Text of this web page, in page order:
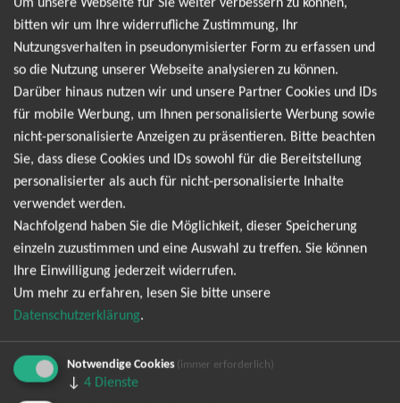
Leider gibt es aktuell von DISNEY ON ICE - 100
Jahre Disney keine Termine. Wir informieren dich
jedoch gerne direkt, sobald es neue Termine gibt.
Einfach hier für den DISNEY ON ICE - 100 Jahre
Disney Newsletter anmelden und keine Angebote
und Tourdaten mehr verpassen!
Ich möchte den regelmäßig erscheinenden Newsletter
abonnieren und bin daher mit einer Speicherung meiner E-
Mail-Adresse zum Zweck der Zustellung des Newsletters
entsprechend derDatenschutzerklärung einverstanden. Den
Newsletter kann ich jederzeit wieder abbestellen.
Um unsere Webseite für Sie weiter verbessern zu können,
bitten wir um Ihre widerrufliche Zustimmung, Ihr
Nutzungsverhalten in pseudonymisierter Form zu erfassen und
so die Nutzung unserer Webseite analysieren zu können.
Darüber hinaus nutzen wir und unsere Partner Cookies und IDs
für mobile Werbung, um Ihnen personalisierte Werbung sowie
nicht-personalisierte Anzeigen zu präsentieren. Bitte beachten
Sie, dass diese Cookies und IDs sowohl für die Bereitstellung
personalisierter als auch für nicht-personalisierte Inhalte
verwendet werden.
Nachfolgend haben Sie die Möglichkeit, dieser Speicherung
einzeln zuzustimmen und eine Auswahl zu treffen. Sie können
Ihre Einwilligung jederzeit widerrufen.
Um mehr zu erfahren, lesen Sie bitte unsere
Datenschutzerklärung.
Notwendige Cookies (immer erforderlich)
↓ 4 Dienste